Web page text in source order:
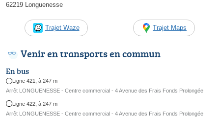
62219 Longuenesse
Trajet Waze Trajet Maps
Venir en transports en commun
En bus
Ligne 421, à 247 m
Arrêt LONGUENESSE - Centre commercial - 4 Avenue des Frais Fonds Prolongée
Ligne 422, à 247 m
Arrêt LONGUENESSE - Centre commercial - 4 Avenue des Frais Fonds Prolongée